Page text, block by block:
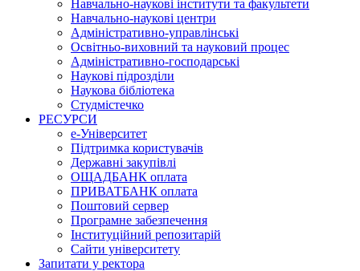
Навчально-наукові інститути та факультети
Навчально-наукові центри
Адміністративно-управлінські
Освітньо-виховний та науковий процес
Адміністративно-господарські
Наукові підрозділи
Наукова бібліотека
Студмістечко
РЕСУРСИ
е-Університет
Підтримка користувачів
Державні закупівлі
ОЩАДБАНК оплата
ПРИВАТБАНК оплата
Поштовий сервер
Програмне забезпечення
Інституційний репозитарій
Сайти університету
Запитати у ректора